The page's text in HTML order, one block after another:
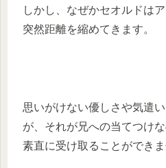
しかし、なぜかセオルドは
突然距離を縮めてきます。
思いがけない優しさや気遣
が、それが兄への当てつけ
素直に受け取ることができま